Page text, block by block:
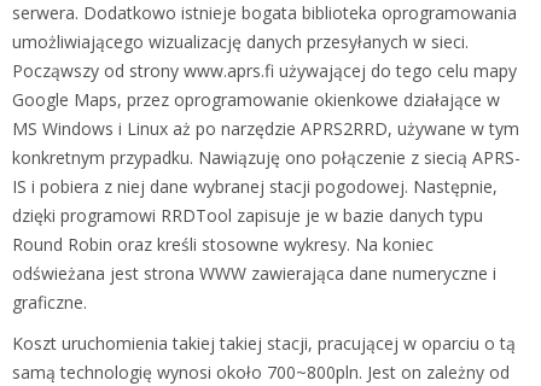
serwera. Dodatkowo istnieje bogata biblioteka oprogramowania
umożliwiającego wizualizację danych przesyłanych w sieci.
Począwszy od strony www.aprs.fi używającej do tego celu mapy
Google Maps, przez oprogramowanie okienkowe działające w
MS Windows i Linux aż po narzędzie APRS2RRD, używane w tym
konkretnym przypadku. Nawiązuję ono połączenie z siecią APRS-
IS i pobiera z niej dane wybranej stacji pogodowej. Następnie,
dzięki programowi RRDTool zapisuje je w bazie danych typu
Round Robin oraz kreśli stosowne wykresy. Na koniec
odświeżana jest strona WWW zawierająca dane numeryczne i
graficzne.
Koszt uruchomienia takiej takiej stacji, pracującej w oparciu o tą
samą technologię wynosi około 700~800pln. Jest on zależny od